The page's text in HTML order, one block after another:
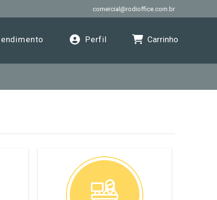
comercial@rodioffice.com.br
Perfil Carrinho